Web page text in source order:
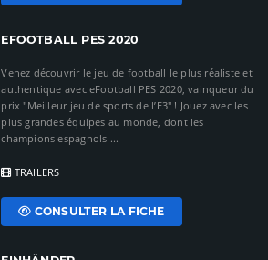
EFOOTBALL PES 2020
Venez découvrir le jeu de football le plus réaliste et
authentique avec eFootball PES 2020, vainqueur du
prix "Meilleur jeu de sports de l’E3" ! Jouez avec les
plus grandes équipes au monde, dont les
champions espagnols ...
TRAILERS
CONSULTER LA FICHE